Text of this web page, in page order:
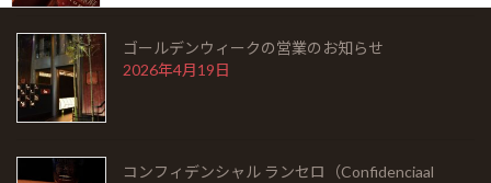
ゴールデンウィークの営業のお知らせ
2026年4月19日
コンフィデンシャル ランセロ（Confidenciaal